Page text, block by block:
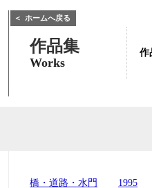
作品集
Works
＜ ホームへ戻る
作
橋・道路・水門 1995